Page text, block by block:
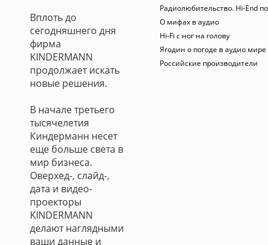
Вплоть до
сегодняшнего дня
фирма
KINDERMANN
продолжает искать
новые решения.
В начале третьего
тысячелетия
Киндерманн несет
еще больше света в
мир бизнеса.
Оверхед-, слайд-,
дата и видео-
проекторы
KINDERMANN
делают наглядными
ваши данные и
Радиолюбительство. Hi-End
О мифах в аудио
Hi-Fi с ног на голову
Ягодин о погоде в аудио мире
Российские производители